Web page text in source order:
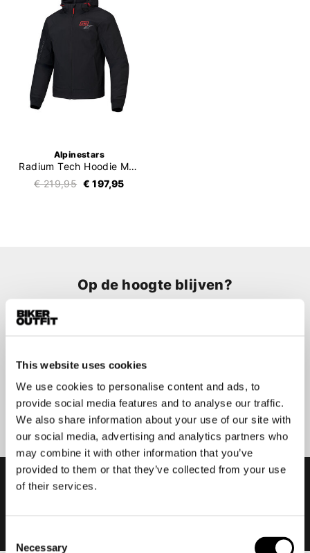
This website uses cookies
We use cookies to personalise content and ads, to
provide social media features and to analyse our traffic.
We also share information about your use of our site with
our social media, advertising and analytics partners who
may combine it with other information that you’ve
provided to them or that they’ve collected from your use
of their services.
Selection
Necessary
Alpinestars
Radium Tech Hoodie MM93
€ 219,95 € 197,95
Op de hoogte blijven?
Aanmelden